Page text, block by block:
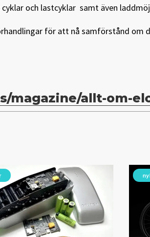
och lastcyklar samt även
för att nå samförstånd om
magazine/allt-om-